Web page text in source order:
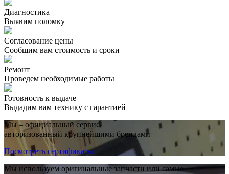
Диагностика
Выявим поломку
Согласование цены
Сообщим вам стоимость и сроки
Ремонт
Проведем необходимые работы
Готовность к выдаче
Выдадим вам технику с гарантией
Мы – официальный сервис,
авторизованный крупнейшими брендами
Посмотреть сертификаты
Мы используем оригинальные запчасти или самые